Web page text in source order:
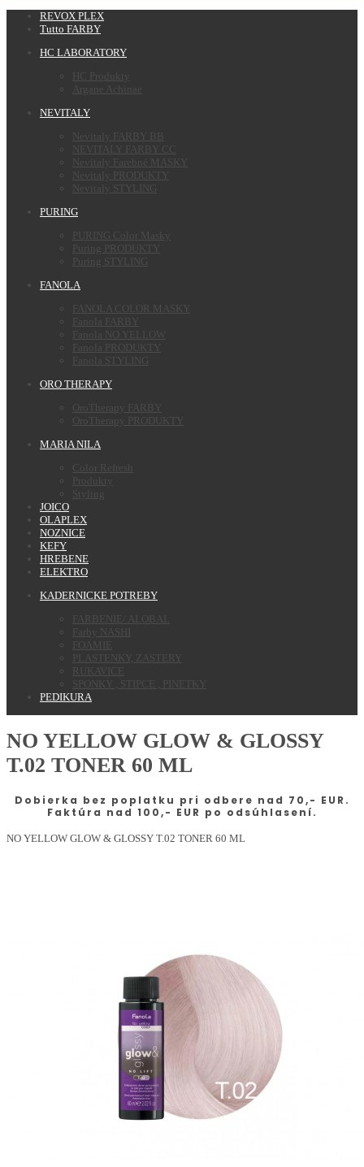
REVOX PLEX
Tutto FARBY
HC LABORATORY
HC Produkty
Argane Achinae
NEVITALY
Nevitaly FARBY BB
NEVITALY FARBY CC
Nevitaly Farebné MASKY
Nevitaly PRODUKTY
Nevitaly STYLING
PURING
PURING Color Masky
Puring PRODUKTY
Puring STYLING
FANOLA
FANOLA COLOR MASKY
Fanola FARBY
Fanola NO YELLOW
Fanola PRODUKTY
Fanola STYLING
ORO THERAPY
OroTherapy FARBY
OroTherapy PRODUKTY
MARIA NILA
Color Refresh
Produkty
Styling
JOICO
OLAPLEX
NOZNICE
KEFY
HREBENE
ELEKTRO
KADERNICKE POTREBY
FARBENIE/ ALOBAL
Farby NASHI
FOAMIE
PLASTENKY, ZASTERY
RUKAVICE
SPONKY , STIPCE , PINETKY
PEDIKURA
NO YELLOW GLOW & GLOSSY
T.02 TONER 60 ML
Dobierka bez poplatku pri odbere nad 70,- EUR.
Faktúra nad 100,- EUR po odsúhlasení.
NO YELLOW GLOW & GLOSSY T.02 TONER 60 ML